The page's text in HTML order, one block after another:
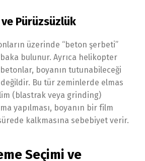
Pürüzsüzlük
üzerinde “beton şerbeti”
bulunur. Ayrıca helikopter
boyanın tutunabileceği
Bu tür zeminlerde elmas
(blastrak veya grinding)
yapılması, boyanın bir film
kalkmasına sebebiyet verir.
Seçimi ve